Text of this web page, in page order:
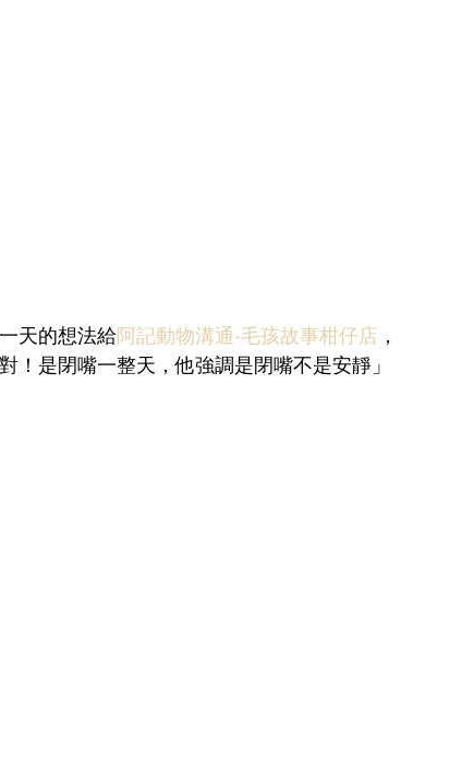
天的想法給阿記動物溝通-毛孩故事柑仔店 ，
！是閉嘴一整天，他強調是閉嘴不是安靜」